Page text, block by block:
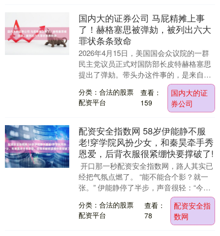
国内大的证券公司 马屁精摊上事
了！赫格塞思被弹劾，被列出六大
罪状条条致命
2026年4月15日，美国国会众议院的一群
民主党议员正式对国防部长皮特赫格塞思
提出了弹劾。带头办这件事的，是来自亚
利桑那州第三选区的女议员亚萨明安萨
里。 这位议....
分类：合法的股票
配资平台
查看：
159
国内大的证
券公司
配资安全指数网 58岁伊能静不服
老!穿学院风扮少女，和秦昊牵手秀
恩爱，后背衣服很紧绷快要撑破了!
开口那一秒配资安全指数网，路人其实已
经把气氛点燃了。 “能不能合个影？就一
张。” 伊能静停了半步，声音很轻：“今天
带孩子，不太方便。”她笑了一下，没躲也
没甩脸....
分类：合法的股票
配资平台
查看：
78
配资安全指
数网